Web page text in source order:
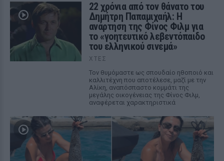
22 χρόνια από τον θάνατο του
Δημήτρη Παπαμιχαήλ: Η
ανάρτηση της Φίνος Φιλμ για
το «γοητευτικό λεβεντόπαιδο
του ελληνικού σινεμά»
ΧΤΕΣ
Τον θυμόμαστε ως σπουδαίο ηθοποιό και
καλλιτέχνη που αποτέλεσε, μαζί με την
Αλίκη, αναπόσπαστο κομμάτι της
μεγάλης οικογένειας της Φίνος Φιλμ,
αναφέρεται χαρακτηριστικά